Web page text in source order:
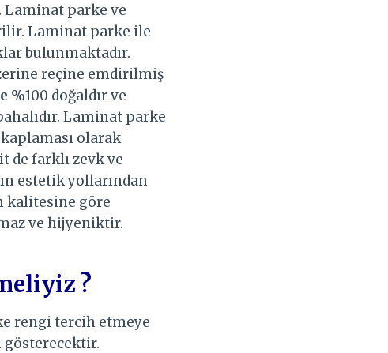
parke ve
Laminat parke ile
bulunmaktadır.
reçine emdirilmiş
%100 doğaldır ve
Laminat parke
olarak
de farklı zevk ve
estetik yollarından
kalitesine göre
ve hijyeniktir.
?
rengi tercih etmeye
gösterecektir.